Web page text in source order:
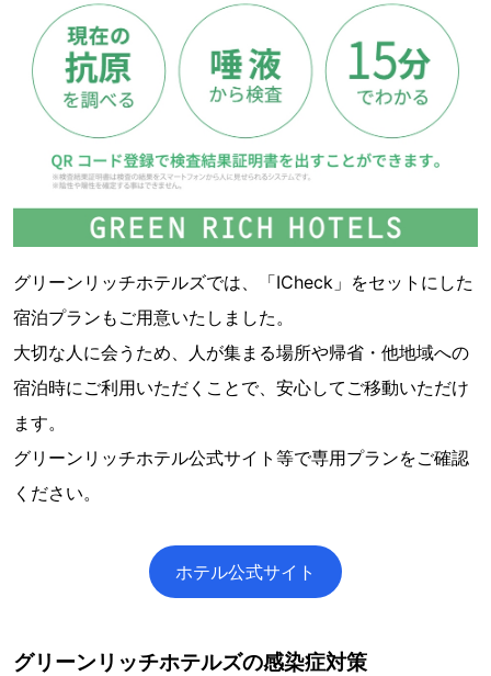
グリーンリッチホテルズでは、「ICheck」をセットにした
宿泊プランもご用意いたしました。
大切な人に会うため、人が集まる場所や帰省・他地域への
宿泊時にご利用いただくことで、安心してご移動いただけ
ます。
グリーンリッチホテル公式サイト等で専用プランをご確認
ください。
ホテル公式サイト
グリーンリッチホテルズの感染症対策